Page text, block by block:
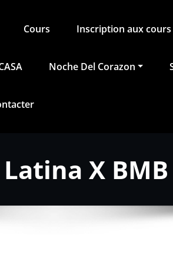
Cours Inscription aux cours
Noche Del Corazon
Latina X BMB